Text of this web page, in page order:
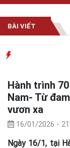
BÀI VIẾT
Hành trình
Nam- Từ
vươn xa
16/01/2026 -
Ngày 16/1, tại